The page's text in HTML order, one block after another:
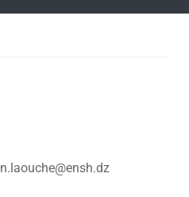
n.laouche@ensh.dz